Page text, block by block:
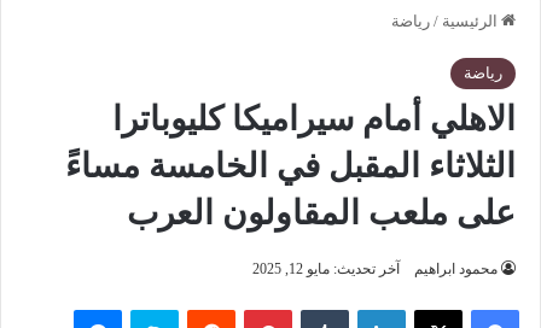
الرئيسية / رياضة
رياضة
الاهلي أمام سيراميكا كليوباترا
الثلاثاء المقبل في الخامسة مساءً
على ملعب المقاولون العرب
محمود ابراهيم آخر تحديث: مايو 12, 2025
فيسبوك ‫X لينكدإن بينتيريست سكايب